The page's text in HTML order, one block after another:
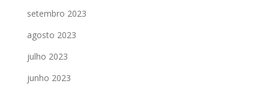
setembro 2023
agosto 2023
julho 2023
junho 2023